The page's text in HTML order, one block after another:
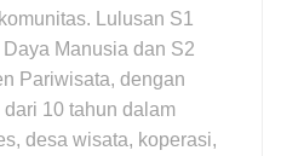
Lulusan S1
Manusia dan S2
Pariwisata, dengan
10 tahun dalam
desa wisata, koperasi,